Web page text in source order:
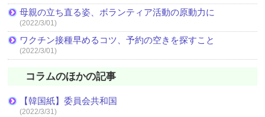
母親の立ち直る姿、ボランティア活動の原動力に
(2022/3/01)
ワクチン接種早めるコツ、予約の空きを探すこと
(2022/3/01)
コラムのほかの記事
【韓国紙】委員会共和国
(2022/3/31)